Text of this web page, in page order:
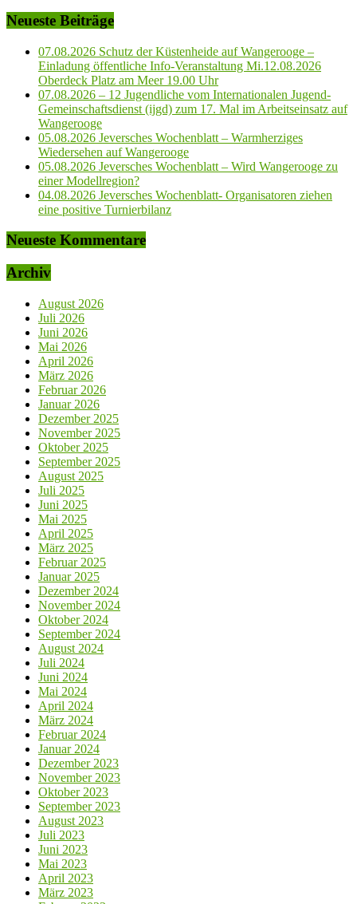
Neueste Beiträge
07.08.2026 Schutz der Küstenheide auf Wangerooge –
Einladung öffentliche Info-Veranstaltung Mi.12.08.2026
Oberdeck Platz am Meer 19.00 Uhr
07.08.2026 – 12 Jugendliche vom Internationalen Jugend-
Gemeinschaftsdienst (ijgd) zum 17. Mal im Arbeitseinsatz auf
Wangerooge
05.08.2026 Jeversches Wochenblatt – Warmherziges
Wiedersehen auf Wangerooge
05.08.2026 Jeversches Wochenblatt – Wird Wangerooge zu
einer Modellregion?
04.08.2026 Jeversches Wochenblatt- Organisatoren ziehen
eine positive Turnierbilanz
Neueste Kommentare
Archiv
August 2026
Juli 2026
Juni 2026
Mai 2026
April 2026
März 2026
Februar 2026
Januar 2026
Dezember 2025
November 2025
Oktober 2025
September 2025
August 2025
Juli 2025
Juni 2025
Mai 2025
April 2025
März 2025
Februar 2025
Januar 2025
Dezember 2024
November 2024
Oktober 2024
September 2024
August 2024
Juli 2024
Juni 2024
Mai 2024
April 2024
März 2024
Februar 2024
Januar 2024
Dezember 2023
November 2023
Oktober 2023
September 2023
August 2023
Juli 2023
Juni 2023
Mai 2023
April 2023
März 2023